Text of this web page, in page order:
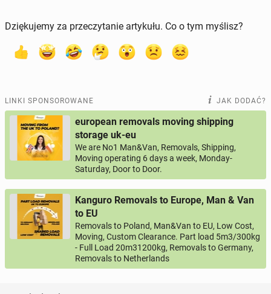
Dziękujemy za przeczytanie artykułu. Co o tym myślisz?
LINKI SPONSOROWANE JAK DODAĆ?
european removals moving shipping
storage uk-eu
We are No1 Man&Van, Removals, Shipping,
Moving operating 6 days a week, Monday-
Saturday, Door to Door.
Kanguro Removals to Europe, Man & Van
to EU
Removals to Poland, Man&Van to EU, Low Cost,
Moving, Custom Clearance. Part load 5m3/300kg
- Full Load 20m31200kg, Removals to Germany,
Removals to Netherlands